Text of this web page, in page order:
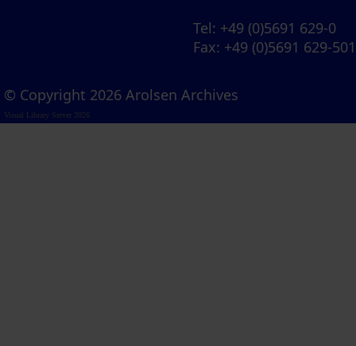
Tel: +49 (0)5691 629-0
Fax: +49 (0)5691 629-501
© Copyright 2026 Arolsen Archives
Visual Library Server 2026